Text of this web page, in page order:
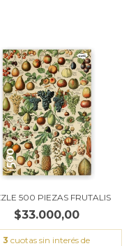
500 PIEZAS FRUTALIS
$33.000,00
3 cuotas sin interés de